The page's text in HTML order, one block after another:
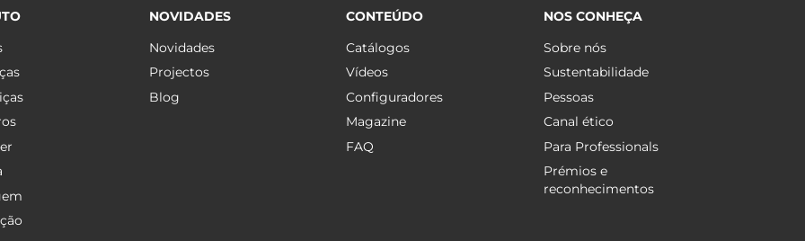
NOVIDADES
Novidades
Projectos
Blog
CONTEÚDO
Catálogos
Vídeos
Configuradores
Magazine
FAQ
NOS CONHEÇA
Sobre nós
Sustentabilidade
Pessoas
Canal ético
Para Professionals
Prémios e
reconhecimentos